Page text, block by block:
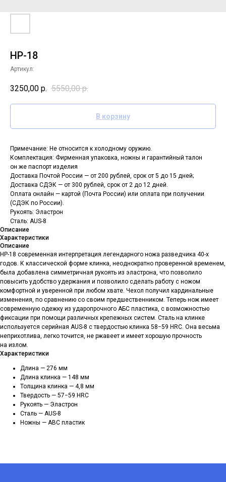
НР-18
Артикул:
3250,00 р. 5550,00 р.
В корзину
Примечание: Не относится к холодному оружию.
Комплектация: Фирменная упаковка, ножны и гарантийный талон
он же паспорт изделия
Доставка Почтой России — от 200 рублей, срок от 5 до 15 дней;
Доставка СДЭК — от 300 рублей, срок от 2 до 12 дней.
Оплата онлайн — картой (Почта России) или оплата при получении
(СДЭК по России).
Рукоять: Эластрон
Сталь: AUS-8
Описание
Характеристики
Описание
НР-18 современная интерпретация легендарного ножа разведчика 40-х
годов. К классической форме клинка, неоднократно проверенной временем,
была добавлена симметричная рукоять из эластрона, что позволило
повысить удобство удержания и позволило сделать работу с ножом
комфортной и уверенной при любом хвате. Чехол получил кардинальные
изменения, по сравнению со своим предшественником. Теперь нож имеет
современную одежку из ударопрочного АБС пластика, с возможностью
фиксации при помощи различных крепежных систем. Сталь на клинке
используется серийная AUS-8 c твердостью клинка 58−59 HRC. Она весьма
неприхотлива, легко точится, не ржавеет и имеет хорошую прочность
на излом.
Характеристики
Длина — 276 мм
Длина клинка — 148 мм
Толщина клинка — 4,8 мм
Твердость — 57−59 HRC
Рукоять — Эластрон
Сталь — AUS-8
Ножны — ABC пластик